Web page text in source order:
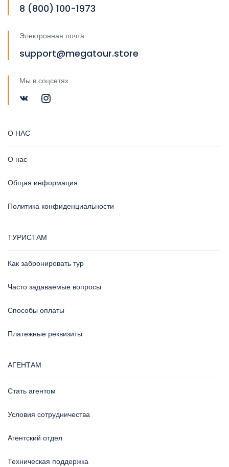
8 (800) 100-1973
Электронная почта
support@megatour.store
Мы в соцсетях
О НАС
О нас
Общая информация
Политика конфиденциальности
ТУРИСТАМ
Как забронировать тур
Часто задаваемые вопросы
Способы оплаты
Платежные реквизиты
АГЕНТАМ
Стать агентом
Условия сотрудничества
Агентский отдел
Техническая поддержка